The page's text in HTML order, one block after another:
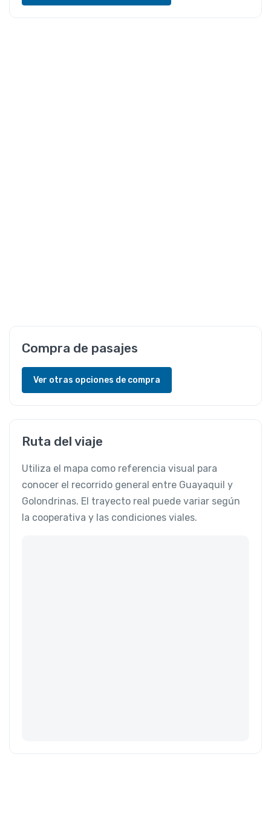
Compra de pasajes
Ver otras opciones de compra
Ruta del viaje
Utiliza el mapa como referencia visual para
conocer el recorrido general entre Guayaquil y
Golondrinas. El trayecto real puede variar según
la cooperativa y las condiciones viales.